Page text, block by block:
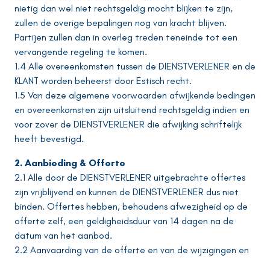
nietig dan wel niet rechtsgeldig mocht blijken te zijn,
zullen de overige bepalingen nog van kracht blijven.
Partijen zullen dan in overleg treden teneinde tot een
vervangende regeling te komen.
1.4 Alle overeenkomsten tussen de DIENSTVERLENER en de
KLANT worden beheerst door Estisch recht.
1.5 Van deze algemene voorwaarden afwijkende bedingen
en overeenkomsten zijn uitsluitend rechtsgeldig indien en
voor zover de DIENSTVERLENER die afwijking schriftelijk
heeft bevestigd.
2. Aanbieding & Offerte
2.1 Alle door de DIENSTVERLENER uitgebrachte offertes
zijn vrijblijvend en kunnen de DIENSTVERLENER dus niet
binden. Offertes hebben, behoudens afwezigheid op de
offerte zelf, een geldigheidsduur van 14 dagen na de
datum van het aanbod.
2.2 Aanvaarding van de offerte en van de wijzigingen en